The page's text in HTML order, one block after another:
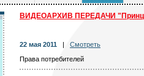
ВИДЕОАРХИВ ПЕРЕДАЧИ
22 мая 2011
Смотреть
Права потребителей